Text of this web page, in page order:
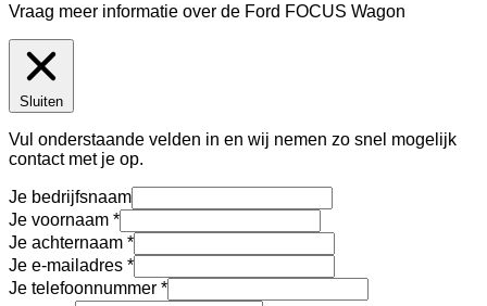
Vraag meer informatie over de Ford FOCUS Wagon
Sluiten
Vul onderstaande velden in en wij nemen zo snel mogelijk
contact met je op.
Je bedrijfsnaam
Je voornaam
Je achternaam
Je e-mailadres
Je telefoonnummer